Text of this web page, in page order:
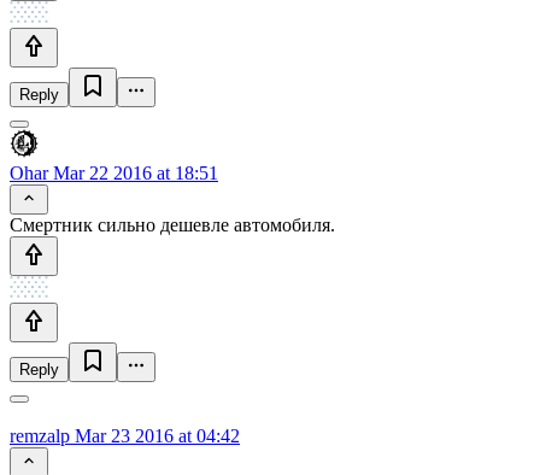
Reply
OharMar 22 2016 at 18:51
Смертник сильно дешевле автомобиля.
Reply
remzalp Mar 23 2016 at 04:42